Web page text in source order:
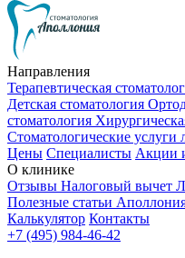
Направления
Терапевтическая
Детская стоматология
стоматология
Стоматологические
Цены Специалисты Акции
О клинике
Отзывы Налоговый вычет
Полезные статьи
Калькулятор Контакты
+7 (495) 984-46-42